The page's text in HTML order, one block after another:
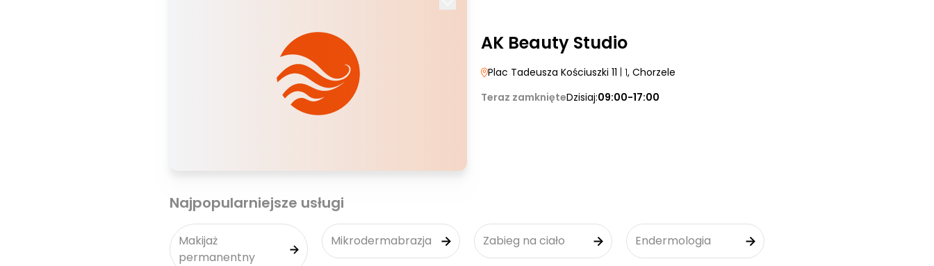
AK Beauty Studio
Plac Tadeusza Kościuszki 11 | 1, Chorzele
Teraz zamknięteDzisiaj:09:00-17:00
Najpopularniejsze usługi
Makijaż
permanentny
Mikrodermabrazja Zabieg na ciało Endermologia